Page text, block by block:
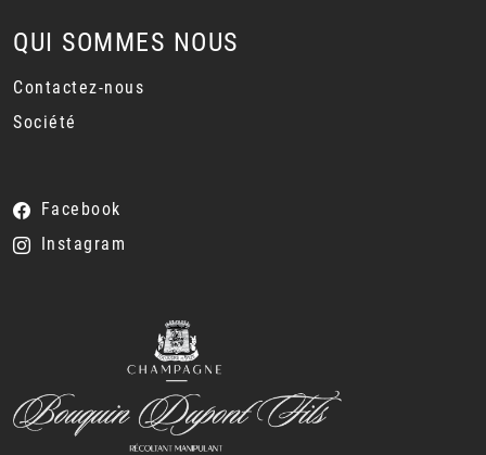
QUI SOMMES NOUS
Contactez-nous
Société
Facebook
Instagram